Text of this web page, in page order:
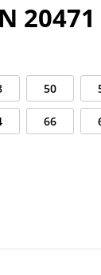
50
66